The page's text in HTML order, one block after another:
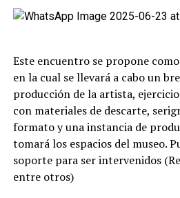
Este encuentro se propone
en la cual se llevará a cabo un
producción de la artista,
con materiales de descarte,
formato y una instancia de
tomará los espacios del museo.
soporte para ser intervenidos
entre otros)